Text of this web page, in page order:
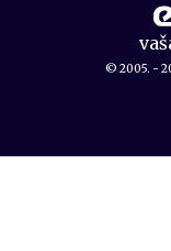
© 2005. -